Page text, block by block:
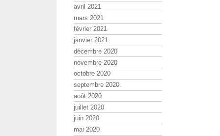
avril 2021
mars 2021
février 2021
janvier 2021
décembre 2020
novembre 2020
octobre 2020
septembre 2020
août 2020
juillet 2020
juin 2020
mai 2020